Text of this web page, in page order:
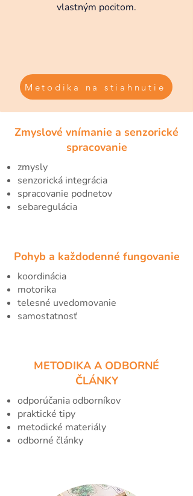
vlastným pocitom.
Metodika na stiahnutie
Zmyslové vnímanie a senzorické
spracovanie
zmysly
senzorická integrácia
spracovanie podnetov
sebaregulácia
Pohyb a každodenné fungovanie
koordinácia
motorika
telesné uvedomovanie
samostatnosť
METODIKA A ODBORNÉ
ČLÁNKY
odporúčania odborníkov
praktické tipy
metodické materiály
odborné články